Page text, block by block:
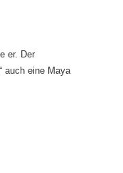
er. Der
auch eine Maya